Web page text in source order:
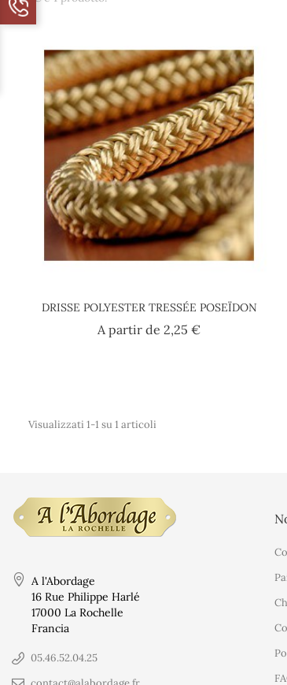
DRISSE POLYESTER TRESSÉE POSEÏDON
A partir de 2,25 €Prezzo
Visualizzati 1-1 su 1 articoli
A l'Abordage
16 Rue Philippe Harlé
17000 La Rochelle
Francia
05.46.52.04.25